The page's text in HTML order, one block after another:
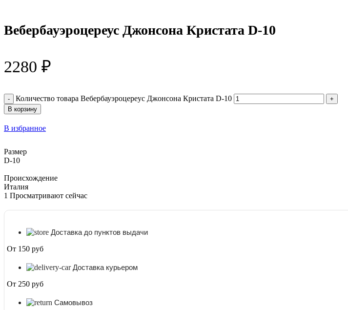
Вебербауэроцереус Джонсона Кристата D-10
2280 ₽
Количество товара Вебербауэроцереус Джонсона Кристата D-10
В корзину
В избранное
Размер
D-10
Происхождение
Италия
1 Просматривают сейчас
Доставка до пунктов выдачи
От 150 руб
Доставка курьером
От 250 руб
Самовывоз